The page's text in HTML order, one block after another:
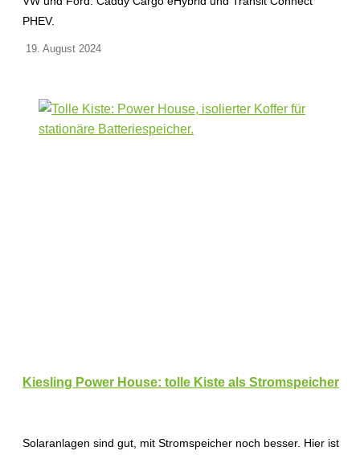
PHEV.
19. August 2024
Kiesling Power House: tolle Kiste als Stromspeicher
Solaranlagen sind gut, mit Stromspeicher noch besser. Hier ist